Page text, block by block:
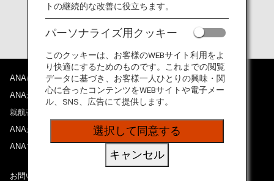
ANAについて
ANAからのお知らせ
就航都市
ANAがお約束する体験
ANAマイレージクラブ
お問い合わせ
トの継続的な改善に役立ちます。
パーソナライズ用クッキー
このクッキーは、お客様のWEBサイト利用をよ
り快適にするためのものです。これまでの閲覧
データに基づき、お客様一人ひとりの興味・関
心に合ったコンテンツをWEBサイトや電子メー
ル、SNS、広告にて提供します。
選択して同意する
キャンセル